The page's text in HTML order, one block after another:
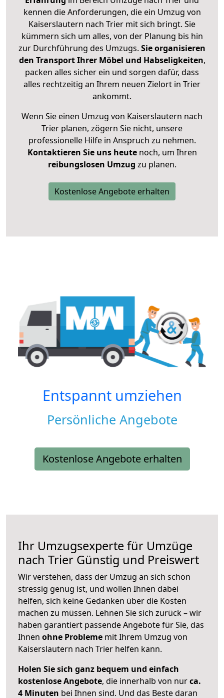
kennen die Anforderungen, die ein Umzug von
Kaiserslautern nach Trier mit sich bringt. Sie
kümmern sich um alles, von der Planung bis hin
zur Durchführung des Umzugs. Sie organisieren
den Transport Ihrer Möbel und Habseligkeiten,
packen alles sicher ein und sorgen dafür, dass
alles rechtzeitig an Ihrem neuen Zielort in Trier
ankommt.
Wenn Sie einen Umzug von Kaiserslautern nach
Trier planen, zögern Sie nicht, unsere
professionelle Hilfe in Anspruch zu nehmen.
Kontaktieren Sie uns heutenoch, um Ihren
reibungslosen Umzug zu planen.
Kostenlose Angebote erhalten
Entspannt umziehen
Persönliche Angebote
Kostenlose Angebote erhalten
Ihr Umzugsexperte für Umzüge
nach Trier Günstig und Preiswert
Wir verstehen, dass der Umzug an sich schon
stressig genug ist, und wollen Ihnen dabei
helfen, sich keine Gedanken über die Kosten
machen zu müssen. Lehnen Sie sich zurück – wir
haben garantiert passende Angebote für Sie, das
Ihnen ohne Probleme mit Ihrem Umzug von
Kaiserslautern nach Trier helfen kann.
Holen Sie sich ganz bequem und einfach
kostenlose Angebote, die innerhalb von nurca.
4 Minuten bei Ihnen sind. Und das Beste daran